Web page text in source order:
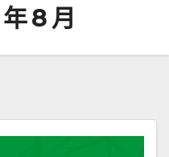
8 月